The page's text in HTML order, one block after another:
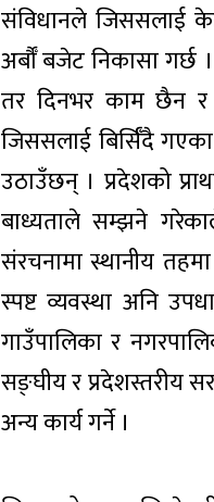
संविधानले जिससलाई
अर्बौँ बजेट निकासा
तर दिनभर काम छैन र
जिससलाई बिर्सिँदै
उठाउँछन् । प्रदेशको
बाध्यताले सम्झने
संरचनामा स्थानीय
स्पष्ट व्यवस्था अनि
गाउँपालिका र
सङ्घीय र प्रदेशस्तरीय
अन्य कार्य गर्ने ।